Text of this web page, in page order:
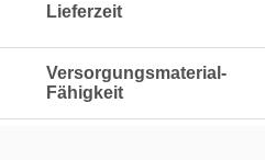
Lieferzeit
Versorgungsmaterial-
Fähigkeit